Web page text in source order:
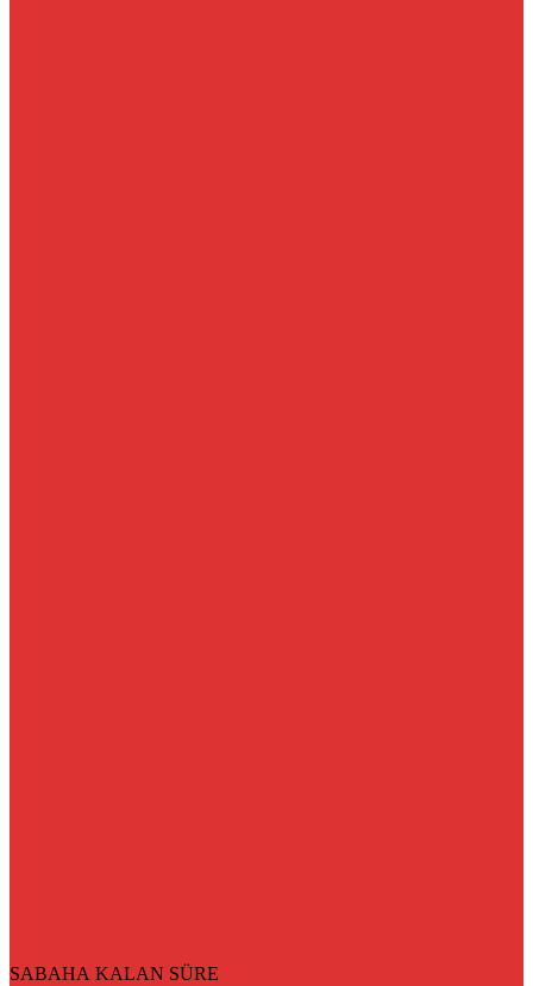
SABAHA KALAN SÜRE